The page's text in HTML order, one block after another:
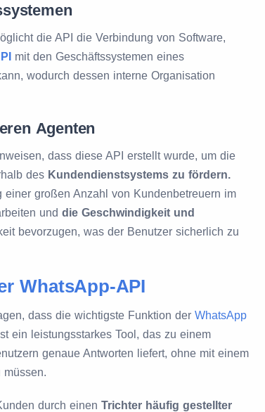
die API die Verbindung von Software,
mit den Geschäftssystemen eines
wodurch dessen interne Organisation
Agenten
dass diese API erstellt wurde, um die
des Kundendienstsystems zu fördern.
großen Anzahl von Kundenbetreuern im
und die Geschwindigkeit und
bevorzugen, was der Benutzer sicherlich zu
WhatsApp-API
dass die wichtigste Funktion der WhatsApp
ein leistungsstarkes Tool, das zu einem
genaue Antworten liefert, ohne mit einem
müssen.
durch einen Trichter häufig gestellter